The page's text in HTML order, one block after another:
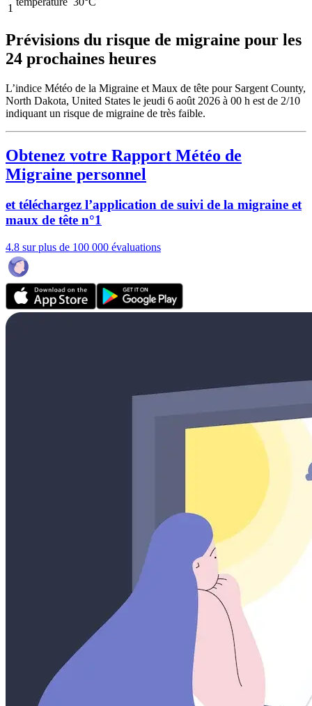
1
Prévisions du risque de migraine pour les
24 prochaines heures
L’indice Météo de la Migraine et Maux de tête pour Sargent County,
North Dakota, United States le jeudi 6 août 2026 à 00 h est de 2/10
indiquant un risque de migraine de très faible.
Obtenez votre Rapport Météo de
Migraine personnel
et téléchargez l’application de suivi de la migraine et
maux de tête n°1
4.8 sur plus de 100 000 évaluations